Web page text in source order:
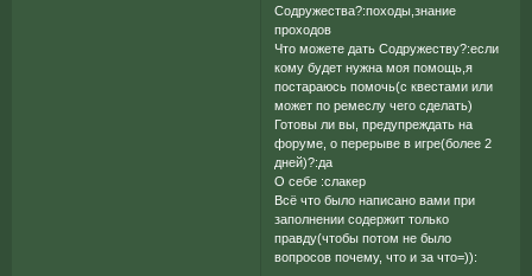
Содружества?:походы,знание
проходов
Что можете дать Содружеству?:если
кому будет нужна моя помощь,я
постараюсь помочь(с квестами или
может по ремеслу чего сделать)
Готовы ли вы, предупреждать на
форуме, о перерыве в игре(более 2
дней)?:да
О себе :слакер
Всё что было написано вами при
заполнении содержит только
правду(чтобы потом не было
вопросов почему, что и за что=)):